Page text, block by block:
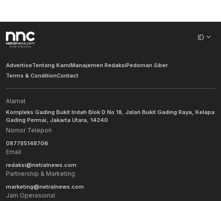
ID
AdvertiseTentang KamiManajemen RedaksiPedoman Siber
Terms & ConditionContact
Alamat
Kompleks Gading Bukit Indah Blok D No 18, Jalan Bukit Gading Raya, Kelapa
Gading Permai, Jakarta Utara, 14240
Nomor Telepon
087785148706
Email
redaksi@netralnews.com
Partnership & Marketing
marketing@netralnews.com
Jam Operasional